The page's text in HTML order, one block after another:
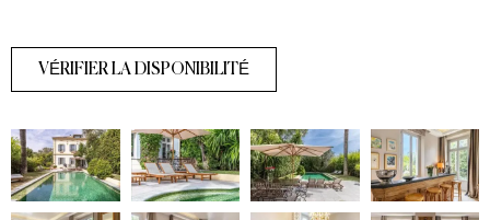
VÉRIFIER LA DISPONIBILITÉ